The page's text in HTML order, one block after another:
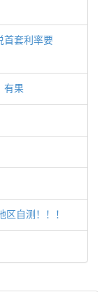
首套利率要
有果
区自测！！！